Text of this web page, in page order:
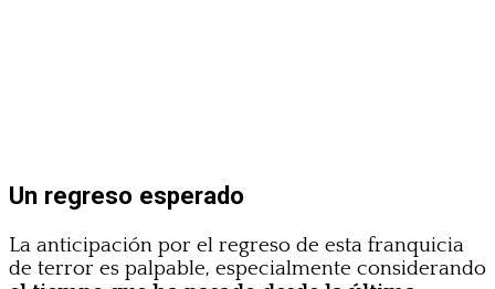
Un regreso esperado
La anticipación por el regreso de esta franquicia
de terror es palpable, especialmente considerando